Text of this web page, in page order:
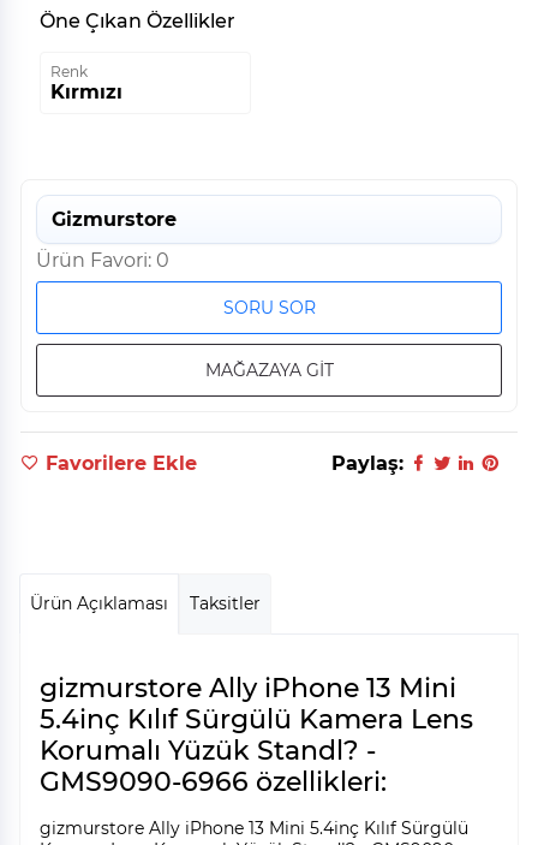
Öne Çıkan Özellikler
Renk
Kırmızı
Gizmurstore
Ürün Favori: 0
SORU SOR
MAĞAZAYA GİT
Favorilere Ekle Paylaş:
Ürün Açıklaması Taksitler
gizmurstore Ally iPhone 13 Mini
5.4inç Kılıf Sürgülü Kamera Lens
Korumalı Yüzük Standl? -
GMS9090-6966 özellikleri:
gizmurstore Ally iPhone 13 Mini 5.4inç Kılıf Sürgülü